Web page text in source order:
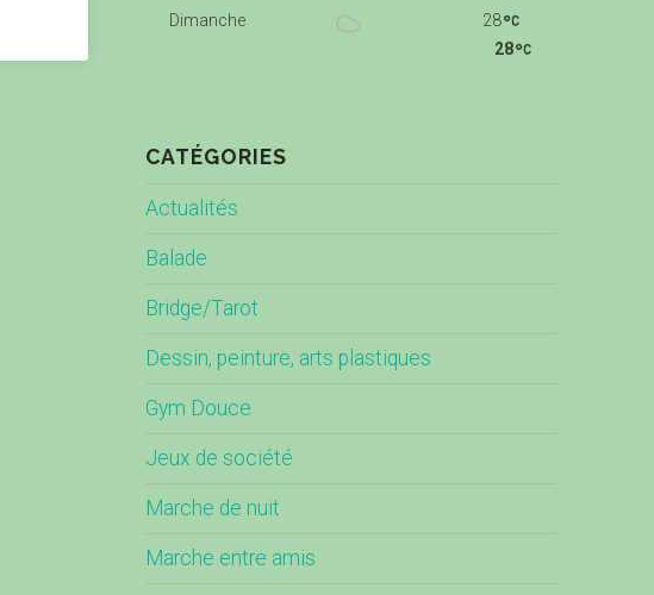
Dimanche
28
28
CATÉGORIES
Actualités
Balade
Bridge/Tarot
Dessin, peinture, arts plastiques
Gym Douce
Jeux de société
Marche de nuit
Marche entre amis